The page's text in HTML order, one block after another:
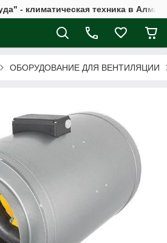
- климатическая техника в
ОБОРУДОВАНИЕ ДЛЯ ВЕНТИЛЯЦИИ